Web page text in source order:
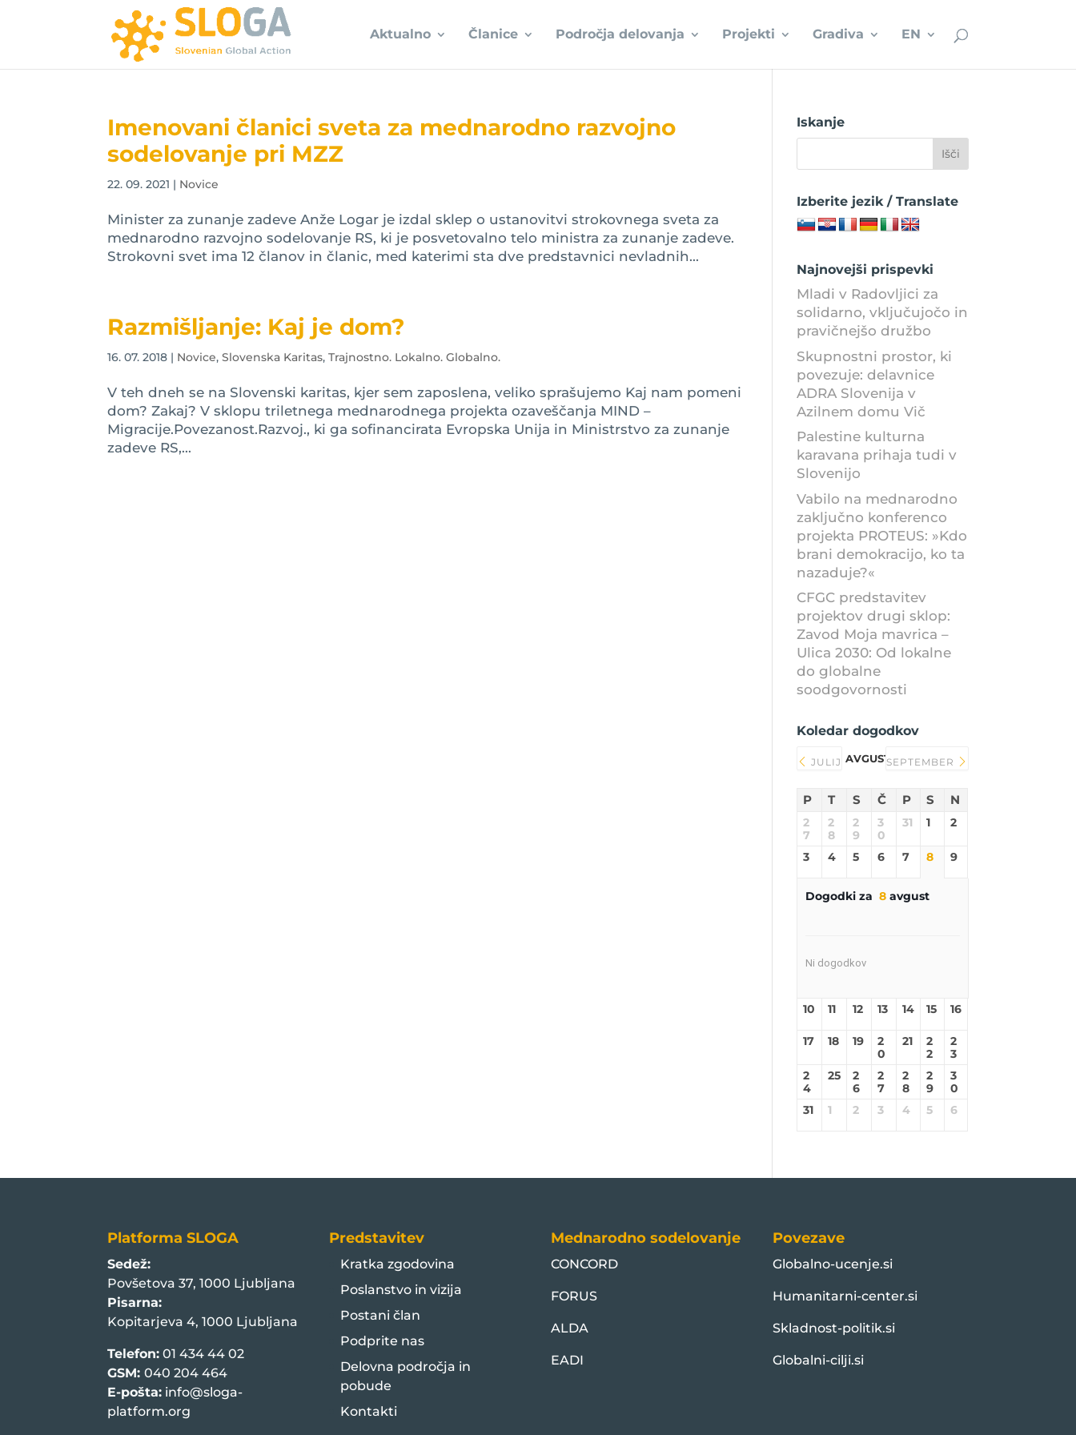
Aktualno Članice Področja delovanja Projekti Gradiva EN
Imenovani članici sveta za mednarodno razvojno
sodelovanje pri MZZ
22. 09. 2021 | Novice
Minister za zunanje zadeve Anže Logar je izdal sklep o ustanovitvi strokovnega sveta za
mednarodno razvojno sodelovanje RS, ki je posvetovalno telo ministra za zunanje zadeve.
Strokovni svet ima 12 članov in članic, med katerimi sta dve predstavnici nevladnih...
Razmišljanje: Kaj je dom?
16. 07. 2018 | Novice,Slovenska Karitas,Trajnostno. Lokalno. Globalno.
V teh dneh se na Slovenski karitas, kjer sem zaposlena, veliko sprašujemo Kaj nam pomeni
dom? Zakaj? V sklopu triletnega mednarodnega projekta ozaveščanja MIND –
Migracije.Povezanost.Razvoj., ki ga sofinancirata Evropska Unija in Ministrstvo za zunanje
zadeve RS,...
Iskanje
Izberite jezik / Translate
Najnovejši prispevki
Mladi v Radovljici za
solidarno, vključujočo in
pravičnejšo družbo
Skupnostni prostor, ki
povezuje: delavnice
ADRA Slovenija v
Azilnem domu Vič
Palestine kulturna
karavana prihaja tudi v
Slovenijo
Vabilo na mednarodno
zaključno konferenco
projekta PROTEUS: »Kdo
brani demokracijo, ko ta
nazaduje?«
CFGC predstavitev
projektov drugi sklop:
Zavod Moja mavrica –
Ulica 2030: Od lokalne
do globalne
soodgovornosti
Koledar dogodkov
JULIJ AVGUST 2026SEPTEMBER
P T S Č P S N
2
7
2
8
2
9
3
0
31 1 2
3 4 5 6 7 8 9
Dogodki za 8avgust
Ni dogodkov
10 11 12 13 14 15 16
17 18 19
2
0
21
2
2
2
3
2
4
25
2
6
2
7
2
8
2
9
3
0
31
1 2 3 4 5 6
Platforma SLOGA
Sedež:
Povšetova 37, 1000 Ljubljana
Pisarna:
Kopitarjeva 4, 1000 Ljubljana
Telefon: 01 434 44 02
GSM:040 204 464
E-pošta: info@sloga-
platform.org
Predstavitev
Kratka zgodovina
Poslanstvo in vizija
Postani član
Podprite nas
Delovna področja in
pobude
Kontakti
Mednarodno sodelovanje
CONCORD
FORUS
ALDA
EADI
Povezave
Globalno-ucenje.si
Humanitarni-center.si
Skladnost-politik.si
Globalni-cilji.si